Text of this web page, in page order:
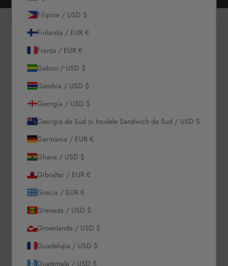
Deschide meniul de navigare
Deschide căutarea
Noutăți
Costume de
baie
Seturi
Colecții
Reduceri
CONECTEAZĂ-
TE
US / USD $
Filipine / USD $
Finlanda / EUR €
Franța / EUR €
Gabon / USD $
Gambia / USD $
Georgia / USD $
Georgia de Sud și Insulele Sandwich de Sud / USD $
Germania / EUR €
Ghana / USD $
Gibraltar / EUR €
Grecia / EUR €
Grenada / USD $
Groenlanda / USD $
Guadelupa / USD $
Guatemala / USD $